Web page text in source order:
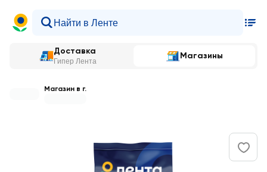
Доставка
Гипер Лента
Магазины
Магазин в г.